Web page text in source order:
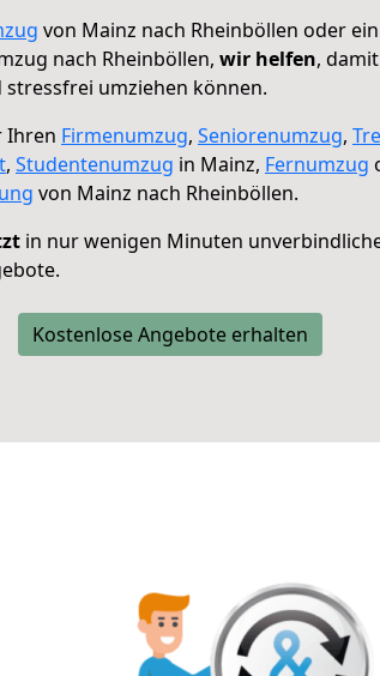
von Mainz nach Rheinböllen oder ein
nach Rheinböllen, wir helfen,
umziehen können.
Ihren Firmenumzug, Seniorenumzug,
, Studentenumzug in Mainz, Fernumzug
von Mainz nach Rheinböllen.
in nur wenigen Minuten
Kostenlose Angebote erhalten